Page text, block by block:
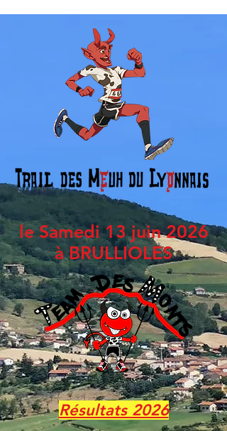
le Samedi 13 juin 2026
à BRULLIOLES
Résultats 2026